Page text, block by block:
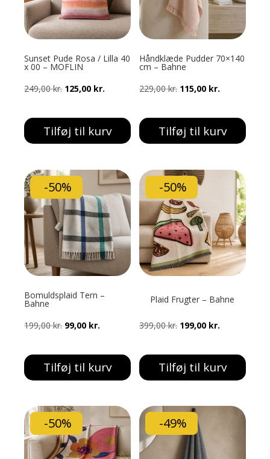
Sunset Pude Rosa / Lilla 40
x 00 – MOFLIN
249,00kr. Den
pris
var:
125,00 kr.
pris
er:
Tilføj til kurv
Håndklæde Pudder 70×140
cm – Bahne
229,00kr. Den
pris
var:
115,00 kr.
pris
er:
Tilføj til kurv
-50%
Bomuldsplaid Tern –
Bahne
199,00kr. Den
pris
var:
99,00 kr.
pris
er:
Tilføj til kurv
-50%
Plaid Frugter – Bahne
399,00kr. Den
pris
var:
199,00 kr.
pris
er:
Tilføj til kurv
-50% -49%